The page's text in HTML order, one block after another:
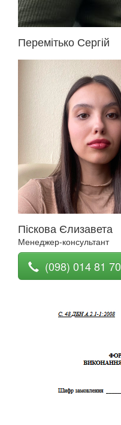
Перемітько Сергій
Піскова Єлизавета
Менеджер-консультант
(098) 014 81 70